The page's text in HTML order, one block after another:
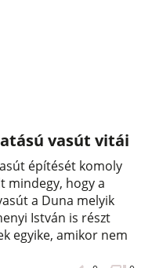
vasút vitái
építését komoly
mindegy, hogy a
a Duna melyik
István is részt
egyike, amikor nem